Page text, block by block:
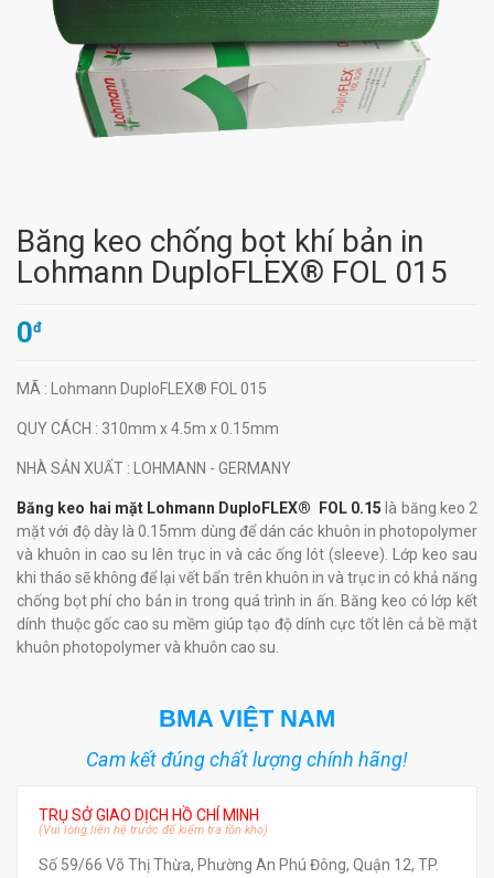
Băng keo chống bọt khí bản in
Lohmann DuploFLEX® FOL 015
0đ
MÃ : Lohmann DuploFLEX® FOL 015
QUY CÁCH : 310mm x 4.5m x 0.15mm
NHÀ SẢN XUẤT : LOHMANN - GERMANY
Băng keo hai mặt Lohmann DuploFLEX® FOL 0.15 là băng keo 2
mặt với độ dày là 0.15mm dùng để dán các khuôn in photopolymer
và khuôn in cao su lên trục in và các ống lót (sleeve). Lớp keo sau
khi tháo sẽ không để lại vết bẩn trên khuôn in và trục in có khả năng
chống bọt phí cho bản in trong quá trình in ấn. Băng keo có lớp kết
dính thuộc gốc cao su mềm giúp tạo độ dính cực tốt lên cả bề mặt
khuôn photopolymer và khuôn cao su.
BMA VIỆT NAM
Cam kết đúng chất lượng chính hãng!
TRỤ SỞ GIAO DỊCH HỒ CHÍ MINH
(Vui lòng liên hệ trước để kiểm tra tồn kho)
Số 59/66 Võ Thị Thừa, Phường An Phú Đông, Quận 12, TP.